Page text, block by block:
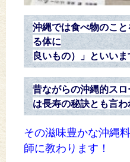
沖縄では食べ物のこ
る体に
良いもの）」といいま
昔ながらの沖縄的スロ
は長寿の秘訣とも言わ
その滋味豊かな沖縄
師に教わります！